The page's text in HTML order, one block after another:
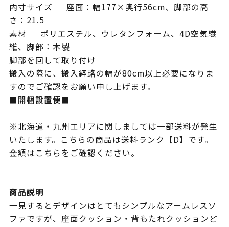
内寸サイズ ｜ 座面：幅177×奥行56cm、脚部の高
さ：21.5
素材 ｜ ポリエステル、ウレタンフォーム、4D空気繊
維、脚部：木製
脚部を回して取り付け
搬入の際に、搬入経路の幅が80cm以上必要になりま
すのでご確認をお願い申し上げます。
■開梱設置便■
※北海道・九州エリアに関しましては一部送料が発生
いたします。こちらの商品は送料ランク【D】です。
金額はこちらをご確認ください。
商品説明
一見するとデザインはとてもシンプルなアームレスソ
ファですが、座面クッション・背もたれクッションど